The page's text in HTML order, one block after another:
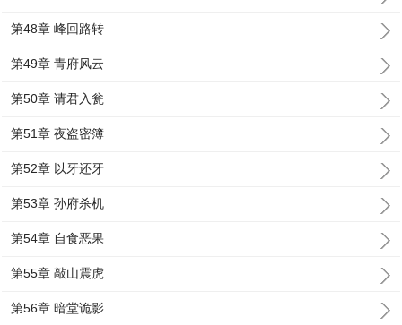
第48章 峰回路转
第49章 青府风云
第50章 请君入瓮
第51章 夜盗密簿
第52章 以牙还牙
第53章 孙府杀机
第54章 自食恶果
第55章 敲山震虎
第56章 暗堂诡影